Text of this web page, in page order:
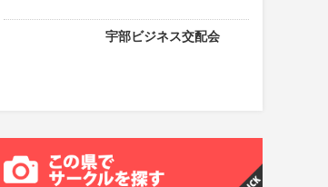
宇部ビジネス交配会